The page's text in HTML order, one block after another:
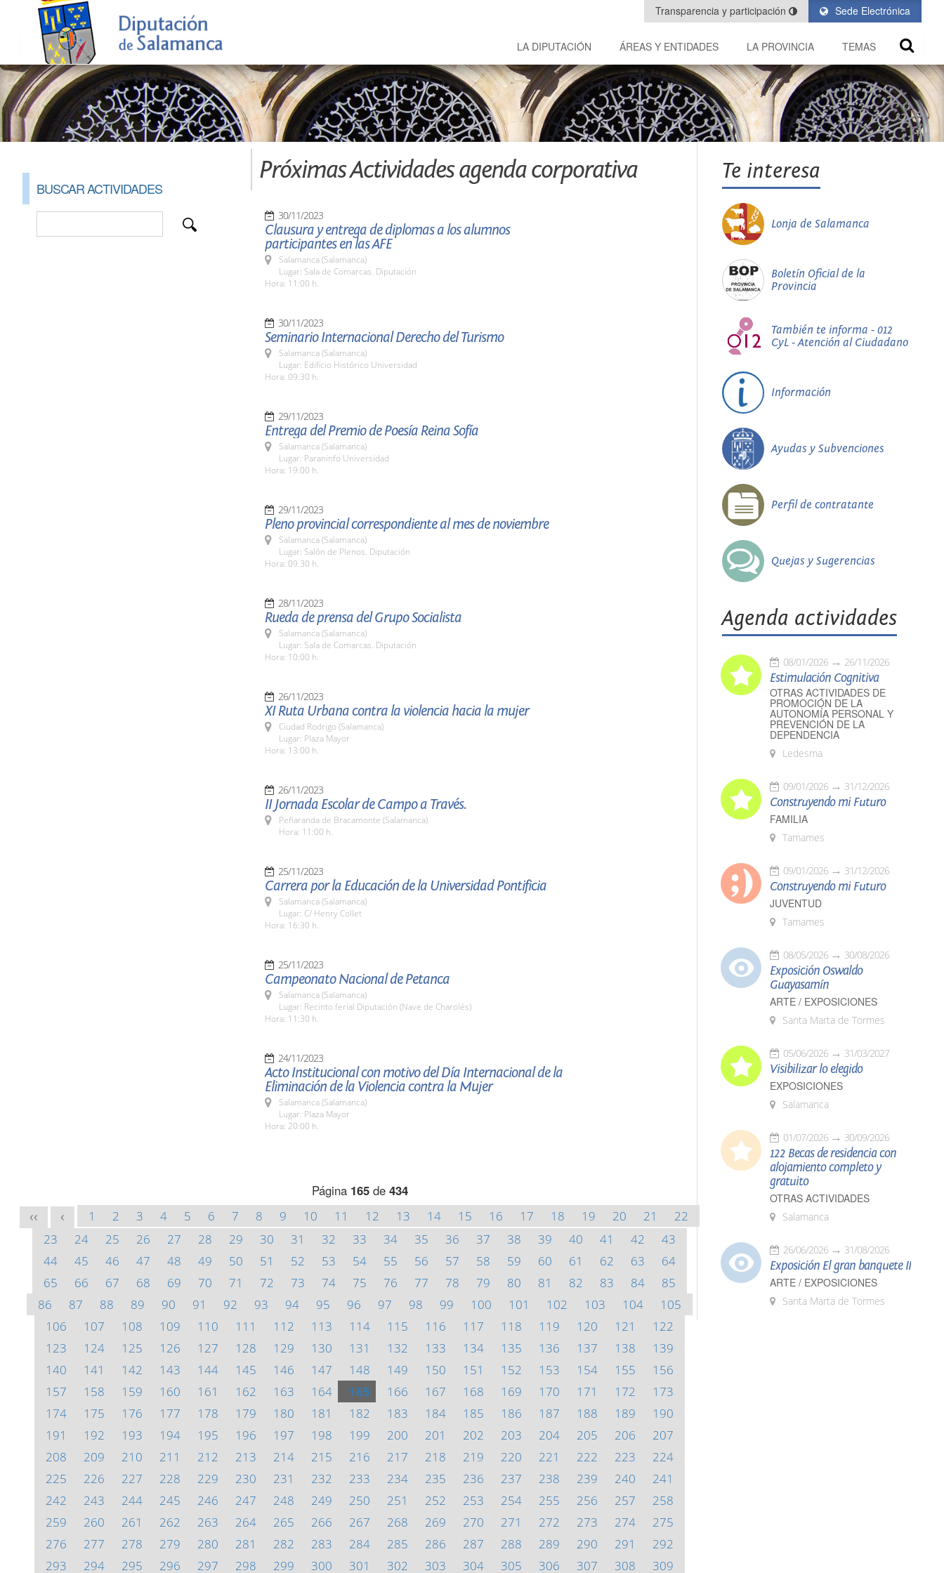
Sede Electrónica
Transparencia y participación
LA DIPUTACIÓN ÁREAS Y ENTIDADES LA PROVINCIA TEMAS
BUSCAR ACTIVIDADES
Próximas Actividades agenda corporativa
30/11/2023
Clausura y entrega de diplomas a los alumnos
participantes en las AFE
Salamanca (Salamanca)
Lugar: Sala de Comarcas. Diputación
Hora: 11:00 h.
30/11/2023
Seminario Internacional Derecho del Turismo
Salamanca (Salamanca)
Lugar: Edificio Histórico Universidad
Hora: 09:30 h.
29/11/2023
Entrega del Premio de Poesía Reina Sofía
Salamanca (Salamanca)
Lugar: Paraninfo Universidad
Hora: 19:00 h.
29/11/2023
Pleno provincial correspondiente al mes de noviembre
Salamanca (Salamanca)
Lugar: Salón de Plenos. Diputación
Hora: 09.30 h.
28/11/2023
Rueda de prensa del Grupo Socialista
Salamanca (Salamanca)
Lugar: Sala de Comarcas. Diputación
Hora: 10:00 h.
26/11/2023
XI Ruta Urbana contra la violencia hacia la mujer
Ciudad Rodrigo (Salamanca)
Lugar: Plaza Mayor
Hora: 13:00 h.
26/11/2023
II Jornada Escolar de Campo a Través.
Peñaranda de Bracamonte (Salamanca)
Hora: 11:00 h.
25/11/2023
Carrera por la Educación de la Universidad Pontificia
Salamanca (Salamanca)
Lugar: C/ Henry Collet
Hora: 16:30 h.
25/11/2023
Campeonato Nacional de Petanca
Salamanca (Salamanca)
Lugar: Recinto ferial Diputación (Nave de Charolés)
Hora: 11:30 h.
24/11/2023
Acto Institucional con motivo del Día Internacional de la
Eliminación de la Violencia contra la Mujer
Salamanca (Salamanca)
Lugar: Plaza Mayor
Hora: 20:00 h.
Página 165de 434
<< < 1 2 3 4 5 6 7 8 9 10 11 12 13 14 15 16 17 18 19 20 21
22
23
24 25 26 27 28 29 30 31 32 33 34 35 36 37 38 39 40 41 42
43
44
45 46 47 48 49 50 51 52 53 54 55 56 57 58 59 60 61 62 63
64
65
66 67 68 69 70 71 72 73 74 75 76 77 78 79 80 81 82 83 84
85
86
87 88 89 90 91 92 93 94 95 96 97 98 99 100 101 102 103 104
105
106
107 108 109 110 111 112 113 114 115 116 117 118 119 120 121
122
123
124 125 126 127 128 129 130 131 132 133 134 135 136 137 138
139
140
141 142 143 144 145 146 147 148 149 150 151 152 153 154 155
156
157
158 159 160 161 162 163 164 165 166 167 168 169 170 171 172
173
174
175 176 177 178 179 180 181 182 183 184 185 186 187 188 189
190
191
192 193 194 195 196 197 198 199 200 201 202 203 204 205 206
207
208
209 210 211 212 213 214 215 216 217 218 219 220 221 222 223
224
225
226 227 228 229 230 231 232 233 234 235 236 237 238 239 240
241
242
243 244 245 246 247 248 249 250 251 252 253 254 255 256 257
258
259
260 261 262 263 264 265 266 267 268 269 270 271 272 273 274
275
276
277 278 279 280 281 282 283 284 285 286 287 288 289 290 291
292
293
294 295 296 297 298 299 300 301 302 303 304 305 306 307 308 309
Te interesa
Lonja de Salamanca
Boletín Oficial de la
Provincia
También te informa - 012
CyL - Atención al Ciudadano
Información
Ayudas y Subvenciones
Perfil de contratante
Quejas y Sugerencias
Agenda actividades
08/01/2026 26/11/2026
Estimulación Cognitiva
OTRAS ACTIVIDADES DE
PROMOCIÓN DE LA
AUTONOMÍA PERSONAL Y
PREVENCIÓN DE LA
DEPENDENCIA
Ledesma
09/01/2026 31/12/2026
Construyendo mi Futuro
FAMILIA
Tamames
09/01/2026 31/12/2026
Construyendo mi Futuro
JUVENTUD
Tamames
08/05/2026 30/08/2026
Exposición Oswaldo
Guayasamín
ARTE / EXPOSICIONES
Santa Marta de Tormes
05/06/2026 31/03/2027
Visibilizar lo elegido
EXPOSICIONES
Salamanca
01/07/2026 30/09/2026
122 Becas de residencia con
alojamiento completo y
gratuito
OTRAS ACTIVIDADES
Salamanca
26/06/2026 31/08/2026
Exposición El gran banquete II
ARTE / EXPOSICIONES
Santa Marta de Tormes